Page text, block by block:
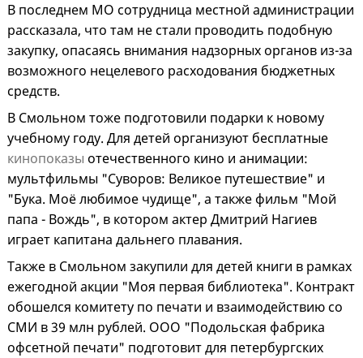
В последнем МО сотрудница местной администрации
рассказала, что там не стали проводить подобную
закупку, опасаясь внимания надзорных органов из-за
возможного нецелевого расходования бюджетных
средств.
В Смольном тоже подготовили подарки к новому
учебному году. Для детей организуют бесплатные
кинопоказы отечественного кино и анимации:
мультфильмы "Суворов: Великое путешествие" и
"Бука. Моё любимое чудище", а также фильм "Мой
папа - Вождь", в котором актер Дмитрий Нагиев
играет капитана дальнего плавания.
Также в Смольном закупили для детей книги в рамках
ежегодной акции "Моя первая библиотека". Контракт
обошелся комитету по печати и взаимодействию со
СМИ в 39 млн рублей. ООО "Подольская фабрика
офсетной печати" подготовит для петербургских